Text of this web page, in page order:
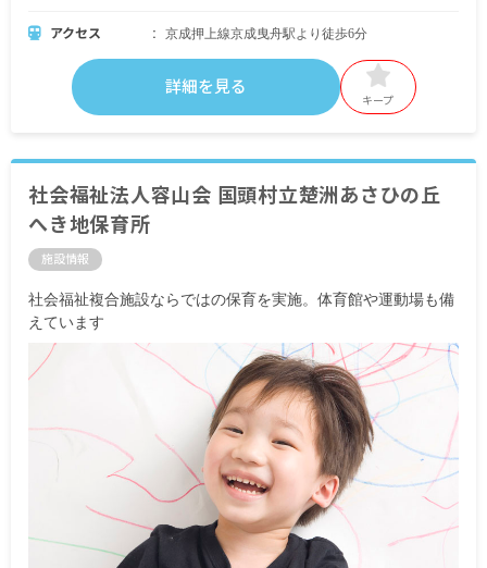
アクセス 京成押上線京成曳舟駅より徒歩6分
詳細を見る
キープ
社会福祉法人容山会 国頭村立楚洲あさひの丘
へき地保育所
施設情報
社会福祉複合施設ならではの保育を実施。体育館や運動場も備
えています